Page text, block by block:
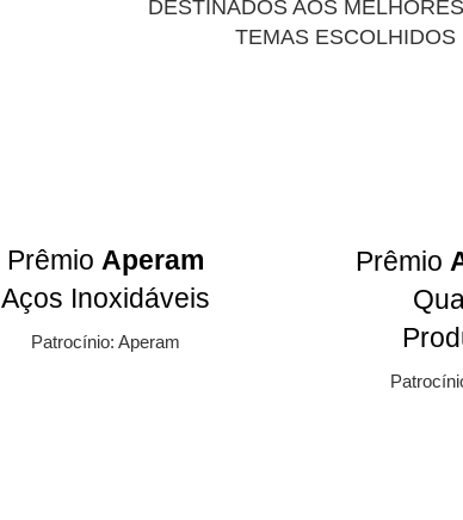
DESTINADOS AOS
TEMAS
Prêmio Aperam
Aços Inoxidáveis
Patrocínio: Aperam
Prêmio